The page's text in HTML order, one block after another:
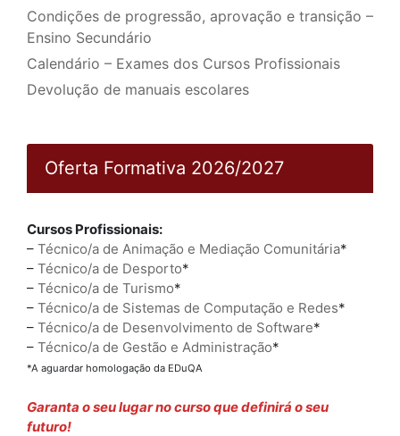
Condições de progressão, aprovação e transição –
Ensino Secundário
Calendário – Exames dos Cursos Profissionais
Devolução de manuais escolares
Oferta Formativa 2026/2027
Cursos Profissionais:
– Técnico/a de Animação e Mediação Comunitária*
– Técnico/a de Desporto*
– Técnico/a de Turismo*
– Técnico/a de Sistemas de Computação e Redes*
– Técnico/a de Desenvolvimento de Software*
– Técnico/a de Gestão e Administração*
*A aguardar homologação da EDuQA
Garanta o seu lugar no curso que definirá o seu
futuro!